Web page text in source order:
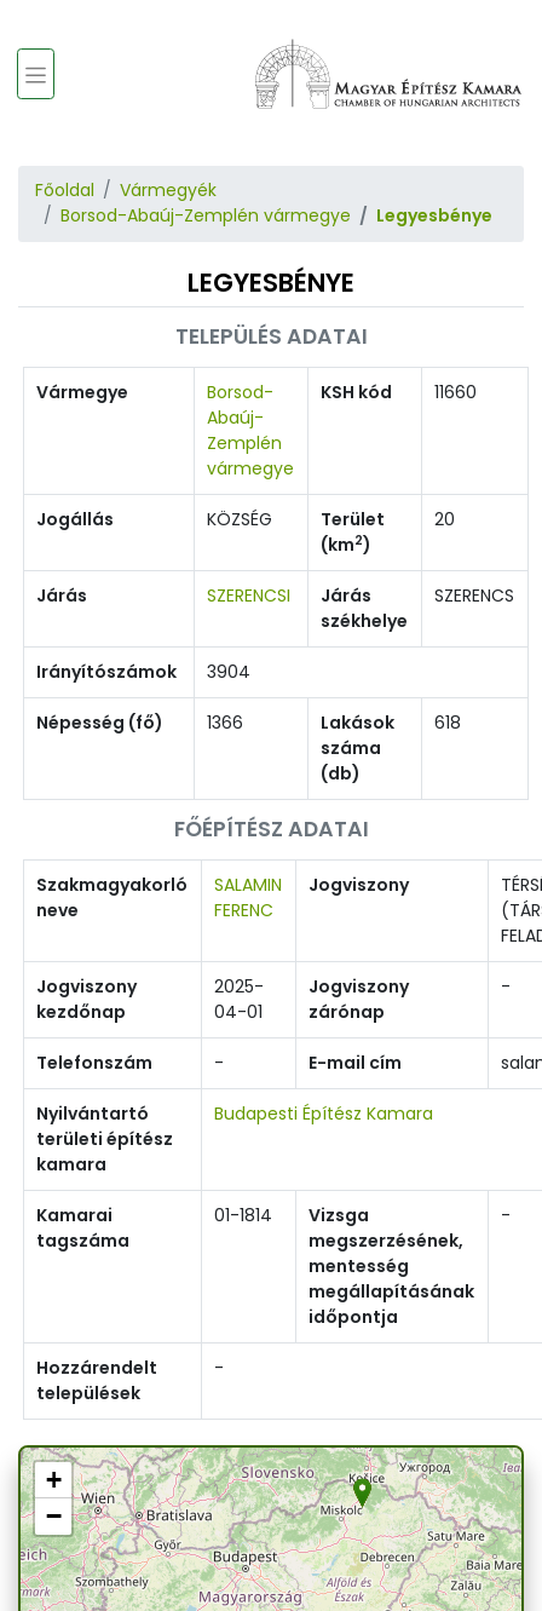
Főoldal
Vármegyék
Borsod-Abaúj-Zemplén vármegye
Legyesbénye
LEGYESBÉNYE
TELEPÜLÉS ADATAI
Vármegye
Borsod-
Abaúj-
Zemplén
vármegye
KSH kód 11660
Jogállás KÖZSÉG
Terület
(km2)
20
Járás SZERENCSI
Járás
székhelye
SZERENCS
Irányítószámok 3904
Népesség (fő) 1366
Lakások
száma
(db)
618
FŐÉPÍTÉSZ ADATAI
Szakmagyakorló
neve
SALAMIN
FERENC
Jogviszony
Jogviszony
kezdőnap
2025-
04-01
Jogviszony
zárónap
-
Telefonszám - E-mail cím
Nyilvántartó
területi építész
kamara
Budapesti Építész Kamara
Kamarai
tagszáma
01-1814
Vizsga
megszerzésének,
mentesség
megállapításának
időpontja
-
Hozzárendelt
települések
-
+
−